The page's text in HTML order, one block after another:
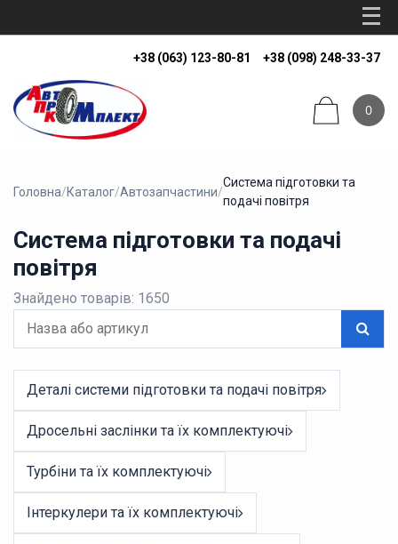
+38 (063) 123-80-81 +38 (098) 248-33-37
0
Головна/Каталог/Автозапчастини/
Система підготовки та
подачі повітря
Система підготовки та подачі
повітря
Знайдено товарів: 1650
Деталі системи підготовки та подачі повітря
Дросельні заслінки та їх комплектуючі
Турбіни та їх комплектуючі
Інтеркулери та їх комплектуючі